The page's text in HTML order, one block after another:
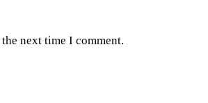
next time I comment.